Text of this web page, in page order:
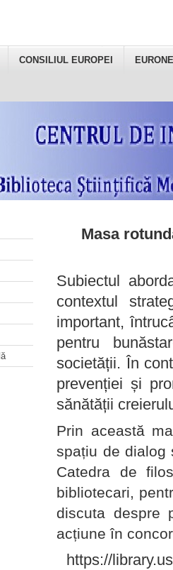
CONSILIUL EUROPEI
Masa
Subiectul
contextul
important,
pentru
societății. În
prevenției și
sănătății
Prin această
spațiu de dialog
Catedra de
bibliotecari,
discuta despre
acțiune în
https://